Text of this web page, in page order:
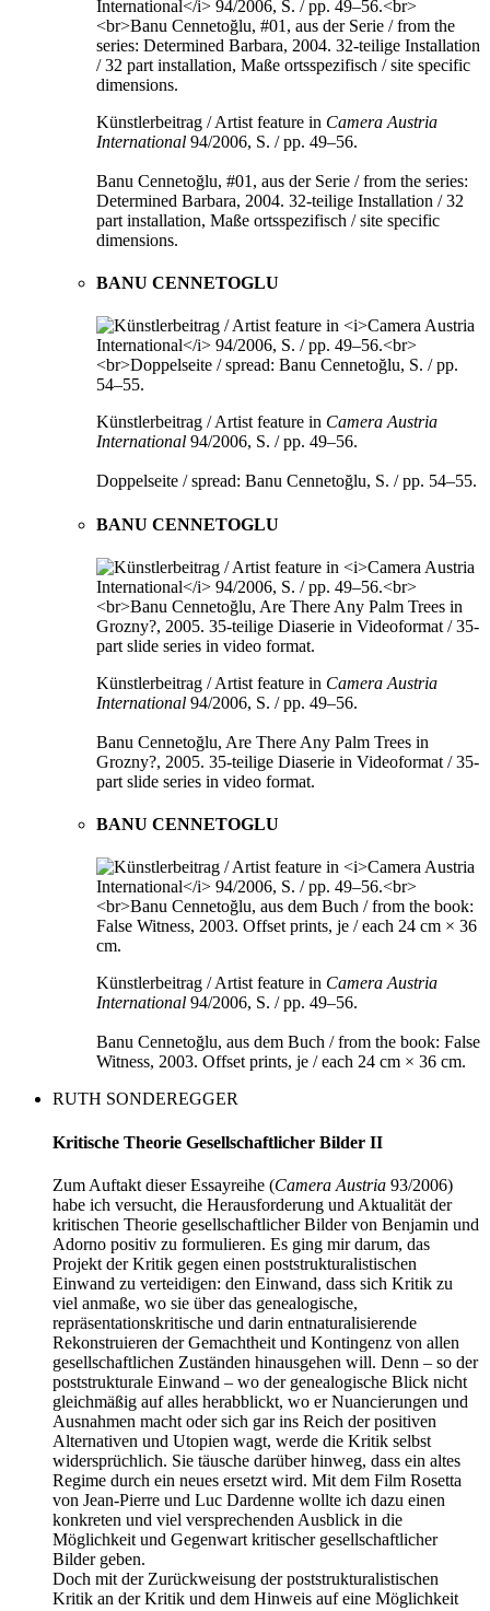
Künstlerbeitrag / Artist feature in Camera Austria
International 94/2006, S. / pp. 49–56.
Banu Cennetoğlu, #01, aus der Serie / from the series:
Determined Barbara, 2004. 32-teilige Installation / 32
part installation, Maße ortsspezifisch / site specific
dimensions.
BANU CENNETOGLU
Künstlerbeitrag / Artist feature in Camera Austria
International 94/2006, S. / pp. 49–56.
Doppelseite / spread: Banu Cennetoğlu, S. / pp. 54–55.
BANU CENNETOGLU
Künstlerbeitrag / Artist feature in Camera Austria
International 94/2006, S. / pp. 49–56.
Banu Cennetoğlu, Are There Any Palm Trees in
Grozny?, 2005. 35-teilige Diaserie in Videoformat / 35-
part slide series in video format.
BANU CENNETOGLU
Künstlerbeitrag / Artist feature in Camera Austria
International 94/2006, S. / pp. 49–56.
Banu Cennetoğlu, aus dem Buch / from the book: False
Witness, 2003. Offset prints, je / each 24 cm × 36 cm.
RUTH SONDEREGGER
Kritische Theorie Gesellschaftlicher Bilder II
Zum Auftakt dieser Essayreihe (Camera Austria 93/2006)
habe ich versucht, die Herausforderung und Aktualität der
kritischen Theorie gesellschaftlicher Bilder von Benjamin und
Adorno positiv zu formulieren. Es ging mir darum, das
Projekt der Kritik gegen einen poststrukturalistischen
Einwand zu verteidigen: den Einwand, dass sich Kritik zu
viel anmaße, wo sie über das genealogische,
repräsentationskritische und darin entnaturalisierende
Rekonstruieren der Gemachtheit und Kontingenz von allen
gesellschaftlichen Zuständen hinausgehen will. Denn – so der
poststrukturale Einwand – wo der genealogische Blick nicht
gleichmäßig auf alles herabblickt, wo er Nuancierungen und
Ausnahmen macht oder sich gar ins Reich der positiven
Alternativen und Utopien wagt, werde die Kritik selbst
widersprüchlich. Sie täusche darüber hinweg, dass ein altes
Regime durch ein neues ersetzt wird. Mit dem Film Rosetta
von Jean-Pierre und Luc Dardenne wollte ich dazu einen
konkreten und viel versprechenden Ausblick in die
Möglichkeit und Gegenwart kritischer gesellschaftlicher
Bilder geben.
Doch mit der Zurückweisung der poststrukturalistischen
Kritik an der Kritik und dem Hinweis auf eine Möglichkeit